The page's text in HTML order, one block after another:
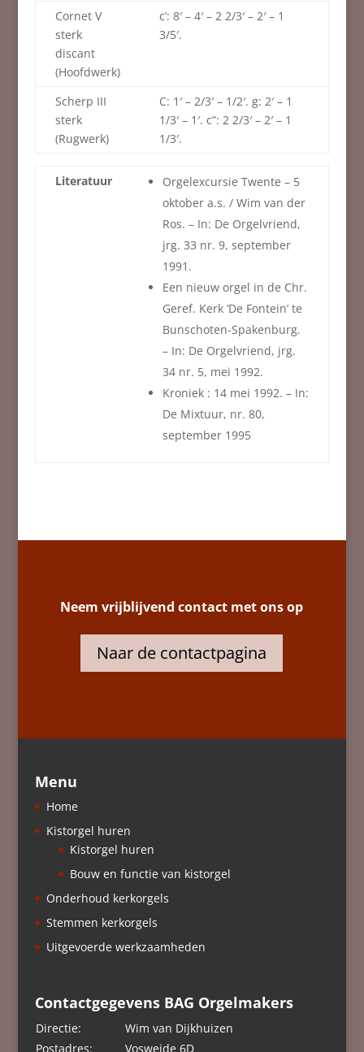
Cornet V
sterk
discant
(Hoofdwerk)
c’: 8′ – 4′ – 2 2/3′ – 2′ – 1
3/5′.
Scherp III
sterk
(Rugwerk)
C: 1′ – 2/3′ – 1/2′. g: 2′ – 1
1/3′ – 1′. c”: 2 2/3′ – 2′ – 1
1/3′.
Literatuur
Orgelexcursie Twente – 5
oktober a.s. / Wim van der
Ros. – In: De Orgelvriend,
jrg. 33 nr. 9, september
1991.
Een nieuw orgel in de Chr.
Geref. Kerk ‘De Fontein’ te
Bunschoten-Spakenburg.
– In: De Orgelvriend, jrg.
34 nr. 5, mei 1992.
Kroniek : 14 mei 1992. – In:
De Mixtuur, nr. 80,
september 1995
Neem vrijblijvend contact met ons op
Naar de contactpagina
Menu
Home
Kistorgel huren
Kistorgel huren
Bouw en functie van kistorgel
Onderhoud kerkorgels
Stemmen kerkorgels
Uitgevoerde werkzaamheden
Contactgegevens BAG Orgelmakers
Directie:
Wim van Dijkhuizen
Postadres:
Vosweide 6D